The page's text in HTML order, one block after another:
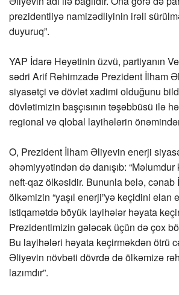
prezidentliyə namizədliyinin irəli
duyuruq”.
YAP İdarə Heyətinin üzvü, partiyanın
sədri Arif Rəhimzadə Prezident İlham
siyasətçi və dövlət xadimi olduğunu
dövlətimizin başçısının təşəbbüsü ilə
regional və qlobal layihələrin
O, Prezident İlham Əliyevin enerji
əhəmiyyətindən də danışıb:
neft-qaz ölkəsidir. Bununla belə,
ölkəmizin “yaşıl enerji”yə keçidini elan
istiqamətdə böyük layihələr həyata
Prezidentimizin gələcək üçün də çox
Bu layihələri həyata keçirməkdən ötrü
Əliyevin növbəti dövrdə də ölkəmizə
lazımdır”.